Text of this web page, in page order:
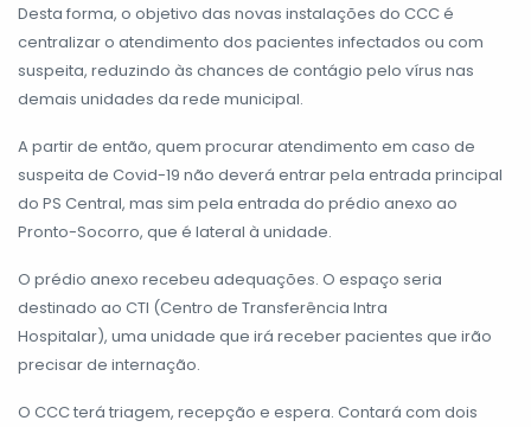
Desta forma, o objetivo das novas instalações do CCC é
centralizar o atendimento dos pacientes infectados ou com
suspeita, reduzindo às chances de contágio pelo vírus nas
demais unidades da rede municipal.
A partir de então, quem procurar atendimento em caso de
suspeita de Covid-19 não deverá entrar pela entrada principal
do PS Central, mas sim pela entrada do prédio anexo ao
Pronto-Socorro, que é lateral à unidade.
O prédio anexo recebeu adequações. O espaço seria
destinado ao CTI (Centro de Transferência Intra
Hospitalar), uma unidade que irá receber pacientes que irão
precisar de internação.
O CCC terá triagem, recepção e espera. Contará com dois